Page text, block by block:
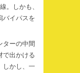
。しかも、
バイパスを
ターの中間
で出かける
しかし、一